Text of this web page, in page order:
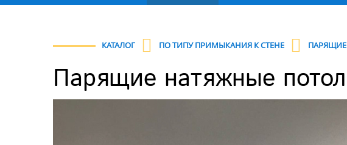
КАТАЛОГ ПО ТИПУ ПРИМЫКАНИЯ К СТЕНЕ
Парящие натяжные